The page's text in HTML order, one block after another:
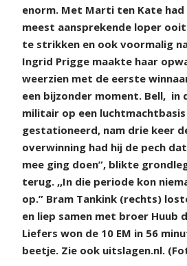
enorm. Met Marti ten Kate
meest aansprekende loper
te strikken en ook voormalig
Ingrid Prigge maakte haar
weerzien met de eerste
een bijzonder moment. Bell, in
militair op een
gestationeerd, nam drie keer
overwinning had hij de pech
mee ging doen”, blikte
terug. ,,In die periode kon
op.” Bram Tankink (rechts)
en liep samen met broer Huub
Liefers won de 10 EM in 56
beetje. Zie ook uitslagen.nl.